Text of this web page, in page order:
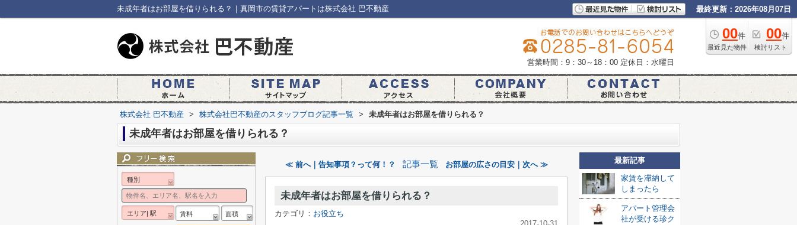
未成年者はお部屋を借りられる？｜真岡市の賃貸アパートは株式会社 巴不動産 最終更新：2026年08月07日
00件
最近見た物件
00件
検討リスト
営業時間：9：30～18：00 定休日：水曜日
株式会社 巴不動産 > 株式会社巴不動産のスタッフブログ記事一覧 > 未成年者はお部屋を借りられる？
未成年者はお部屋を借りられる？
≪ 前へ｜告知事項？って何！？ 記事一覧 お部屋の広さの目安｜次へ ≫
未成年者はお部屋を借りられる？
カテゴリ： お役立ち
最新記事
家賃を滞納して
しまったら
アパート管理会
社が受ける珍ク
種別
エリア| 駅 賃料 面積